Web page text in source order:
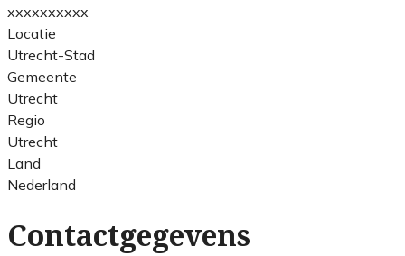
xxxxxxxxxx
Locatie
Utrecht-Stad
Gemeente
Utrecht
Regio
Utrecht
Land
Nederland
Contactgegevens